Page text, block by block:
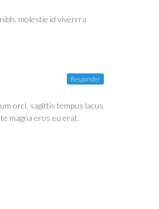
molestie id viverrra
orci, sagittis tempus lacus
magna eros eu erat.
Responder